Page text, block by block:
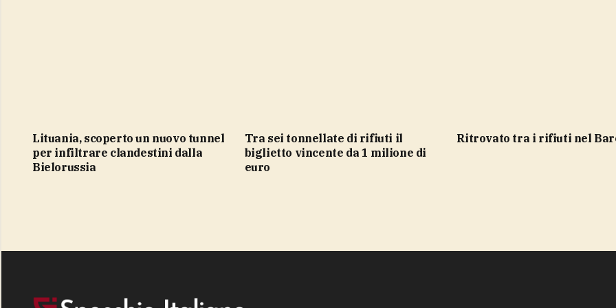
Lituania, scoperto un nuovo tunnel
per infiltrare clandestini dalla
Bielorussia
Tra sei tonnellate di rifiuti il
biglietto vincente da 1 milione di
euro
ritrovato tra i rifiuti nel